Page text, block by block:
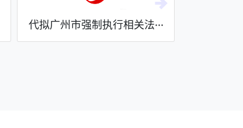
代拟广州市强制执行相关法···